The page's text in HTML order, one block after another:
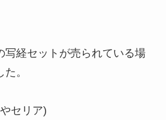
写経セットが売られている場
。
セリア)